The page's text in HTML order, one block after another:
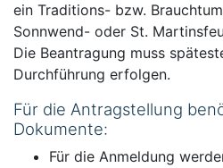
ein Traditions- bzw.
Sonnwend- oder St.
Die Beantragung muss
Durchführung erfolgen.
Für die Antragstellung
Dokumente:
Für die Anmeldung